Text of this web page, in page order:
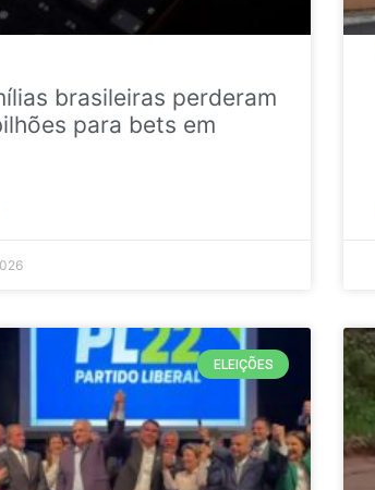
brasileiras perderam
para bets em
ELEIÇÕES